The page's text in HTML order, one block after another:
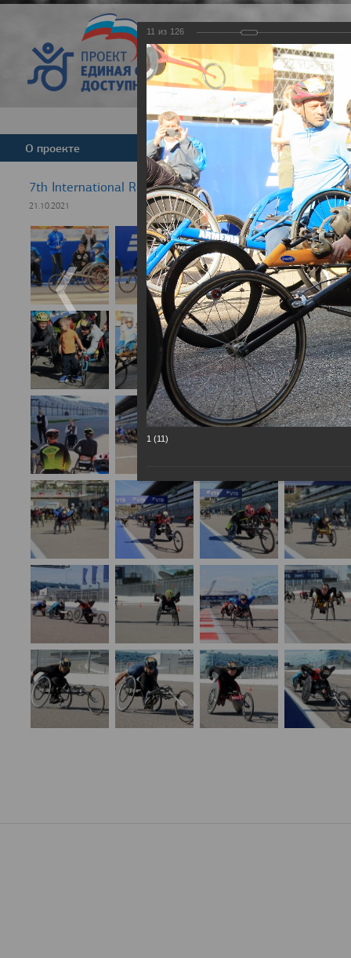
Версия для
О проекте Команда Новости
7th International Rezept-Sport Wheelchair Half
21.10.2021
11 из 126
1 (11)